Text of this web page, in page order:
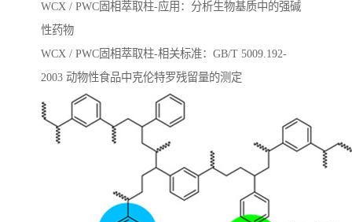
WCX / PWC固相萃取柱-应用：分析生物基质中的强碱
性药物
WCX / PWC固相萃取柱-相关标准：GB/T 5009.192-
2003 动物性⻝品中克伦特罗残留量的测定